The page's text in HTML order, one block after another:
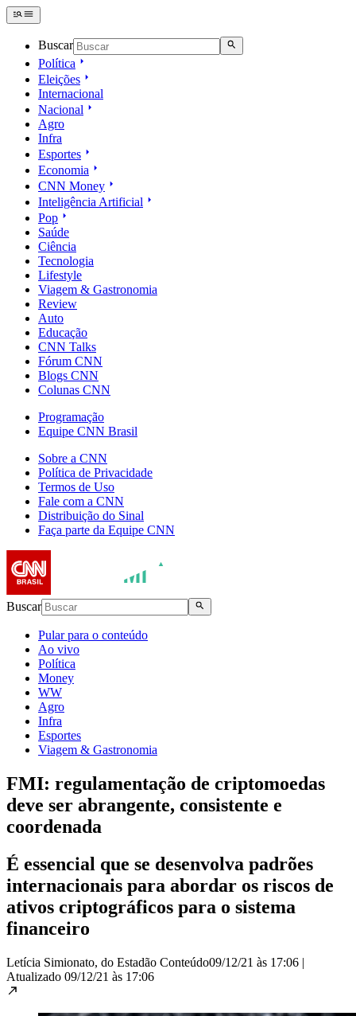
Buscar
Política
Eleições
Internacional
Nacional
Agro
Infra
Esportes
Economia
CNN Money
Inteligência Artificial
Pop
Saúde
Ciência
Tecnologia
Lifestyle
Viagem & Gastronomia
Review
Auto
Educação
CNN Talks
Fórum CNN
Blogs CNN
Colunas CNN
Programação
Equipe CNN Brasil
Sobre a CNN
Política de Privacidade
Termos de Uso
Fale com a CNN
Distribuição do Sinal
Faça parte da Equipe CNN
Buscar
Pular para o conteúdo
Ao vivo
Política
Money
WW
Agro
Infra
Esportes
Viagem & Gastronomia
FMI: regulamentação de criptomoedas
deve ser abrangente, consistente e
coordenada
É essencial que se desenvolva padrões
internacionais para abordar os riscos de
ativos criptográficos para o sistema
financeiro
Letícia Simionato, do Estadão Conteúdo09/12/21 às 17:06 |
Atualizado 09/12/21 às 17:06